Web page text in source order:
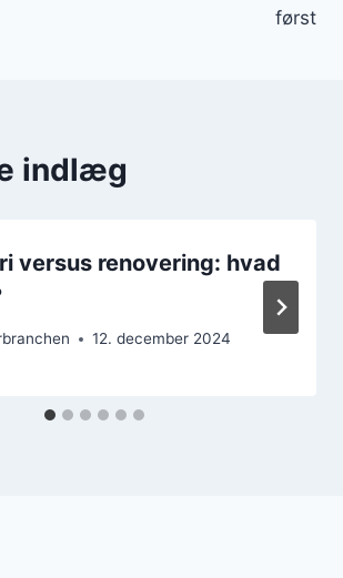
først
indlæg
versus renovering: hvad
12. december 2024